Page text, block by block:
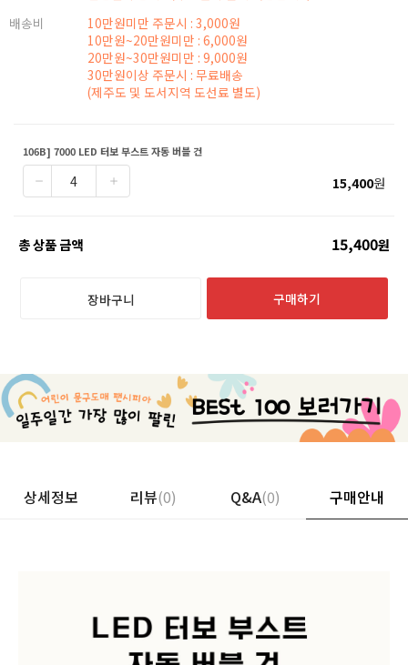
배송비
10만원미만 주문시 : 3,000원
10만원~20만원미만 : 6,000원
20만원~30만원미만 : 9,000원
30만원이상 주문시 : 무료배송
(제주도 및 도서지역 도선료 별도)
106B] 7000 LED 터보 부스트 자동 버블 건
15,400원
총 상품 금액 15,400원
장바구니 구매하기
상세정보 리뷰(0) Q&A(0) 구매안내